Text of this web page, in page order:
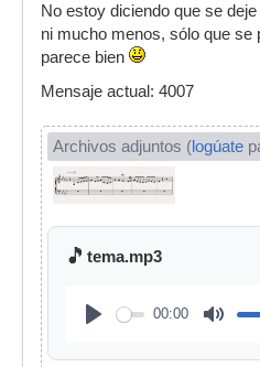
No estoy diciendo que se
ni mucho menos, sólo que se
parece bien
Mensaje actual: 4007
Archivos adjuntos (logúate
🎵 tema.mp3
00:00